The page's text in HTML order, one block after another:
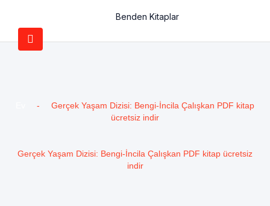
Benden Kitaplar
-
Gerçek Yaşam Dizisi: Bengi-İncila Çalışkan PDF kitap
ücretsiz indir
Gerçek Yaşam Dizisi: Bengi-İncila Çalışkan PDF kitap ücretsiz
indir